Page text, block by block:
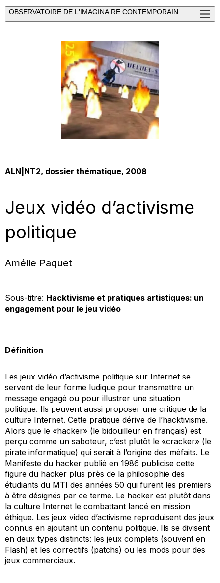
OBSERVATOIRE DE L'IMAGINAIRE CONTEMPORAIN
ALN|NT2, dossier thématique, 2008
Jeux vidéo d’activisme
politique
Amélie Paquet
Sous-titre: Hacktivisme et pratiques artistiques: un
engagement pour le jeu vidéo
Définition
Les jeux vidéo d’activisme politique sur Internet se
servent de leur forme ludique pour transmettre un
message engagé ou pour illustrer une situation
politique. Ils peuvent aussi proposer une critique de la
culture Internet. Cette pratique dérive de l’hacktivisme.
Alors que le «hacker» (le bidouilleur en français) est
perçu comme un saboteur, c’est plutôt le «cracker» (le
pirate informatique) qui serait à l’origine des méfaits. Le
Manifeste du hacker publié en 1986 publicise cette
figure du hacker plus près de la philosophie des
étudiants du MTI des années 50 qui furent les premiers
à être désignés par ce terme. Le hacker est plutôt dans
la culture Internet le combattant lancé en mission
éthique. Les jeux vidéo d’activisme reproduisent des jeux
connus en ajoutant un contenu politique. Ils se divisent
en deux types distincts: les jeux complets (souvent en
Flash) et les correctifs (patchs) ou les mods pour des
jeux commerciaux.